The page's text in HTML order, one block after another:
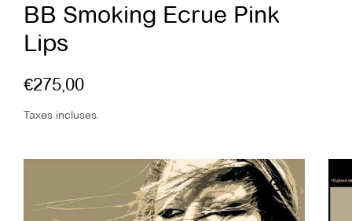
BB Smoking Ecrue Pink
Lips
€275,00
Taxes incluses.